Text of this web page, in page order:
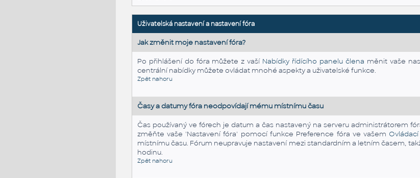
Uživatelská nastavení a nastavení fóra
Jak změnit moje nastavení fóra?
Po přihlášení do fóra můžete z vaší Nabídky řídícího panelu člena měnit vaše
centrální nabídky můžete ovládat mnohé aspekty a uživatelské funkce.
Zpět nahoru
Časy a datumy fóra neodpovídají mému místnímu času
Čas používaný ve fórech je datum a čas nastavený na serveru administrátorem
změňte vaše 'Nastavení fóra' pomocí funkce Preference fóra ve vašem
místnímu času. Fórum neupravuje nastavení mezi standardním a letním časem,
hodinu.
Zpět nahoru